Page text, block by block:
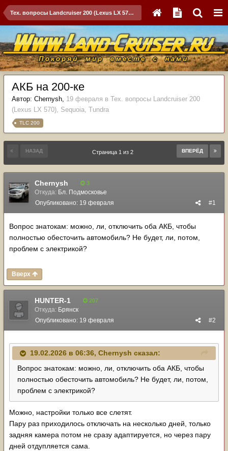
Тех. вопросы Landcruiser 200 (Lexus LX 570), Sequoia, Tundra
АКБ на 200-ке
Автор: Chernysh, 19 февраля в Тех. вопросы Landcruiser 200
(Lexus LX 570), Sequoia, Tundra
TLC 200
НАЗАД ВПЕРЁД
Страница 1 из 2
Chernysh 3
Откуда: Бл. Подмосковье
#1
Опубликовано: 19 февраля
Вопрос знатокам: можно, ли, отключить оба АКБ, чтобы
полностью обесточить автомобиль? Не будет, ли, потом,
проблем с электрикой?
Вверх
HUNTER-1 207
Откуда: Брянск
#2
Опубликовано: 19 февраля
19.02.2026 в 06:36, Chernysh сказал:
Вопрос знатокам: можно, ли, отключить оба АКБ, чтобы
полностью обесточить автомобиль? Не будет, ли, потом,
проблем с электрикой?
Можно, настройки только все слетят.
Пару раз приходилось отключать на несколько дней, только
задняя камера потом не сразу адаптируется, но через пару
дней отдупляется сама.